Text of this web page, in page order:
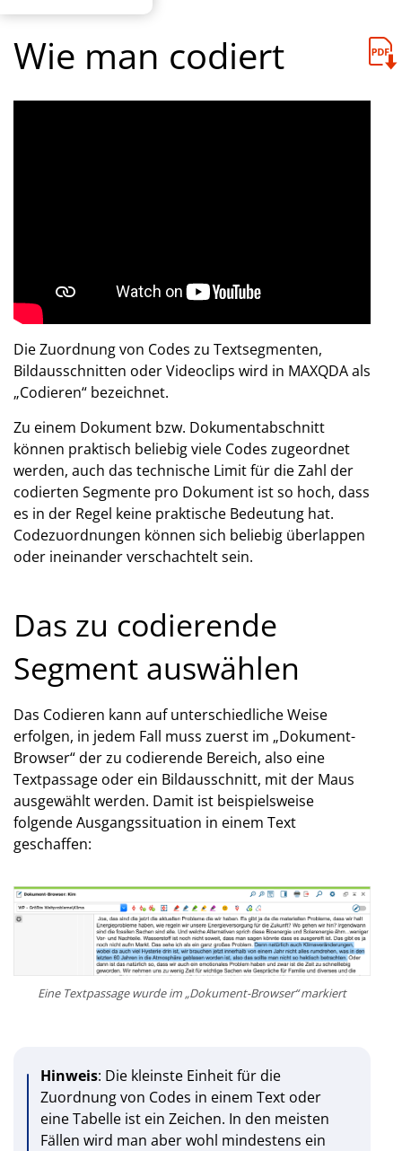
Wie man codiert
Die Zuordnung von Codes zu Textsegmenten,
Bildausschnitten oder Videoclips wird in MAXQDA als
„Codieren“ bezeichnet.
Zu einem Dokument bzw. Dokumentabschnitt
können praktisch beliebig viele Codes zugeordnet
werden, auch das technische Limit für die Zahl der
codierten Segmente pro Dokument ist so hoch, dass
es in der Regel keine praktische Bedeutung hat.
Codezuordnungen können sich beliebig überlappen
oder ineinander verschachtelt sein.
Das zu codierende
Segment auswählen
Das Codieren kann auf unterschiedliche Weise
erfolgen, in jedem Fall muss zuerst im „Dokument-
Browser“ der zu codierende Bereich, also eine
Textpassage oder ein Bildausschnitt, mit der Maus
ausgewählt werden. Damit ist beispielsweise
folgende Ausgangssituation in einem Text
geschaffen:
Eine Textpassage wurde im „Dokument-Browser“ markiert
Hinweis: Die kleinste Einheit für die
Zuordnung von Codes in einem Text oder
eine Tabelle ist ein Zeichen. In den meisten
Fällen wird man aber wohl mindestens ein